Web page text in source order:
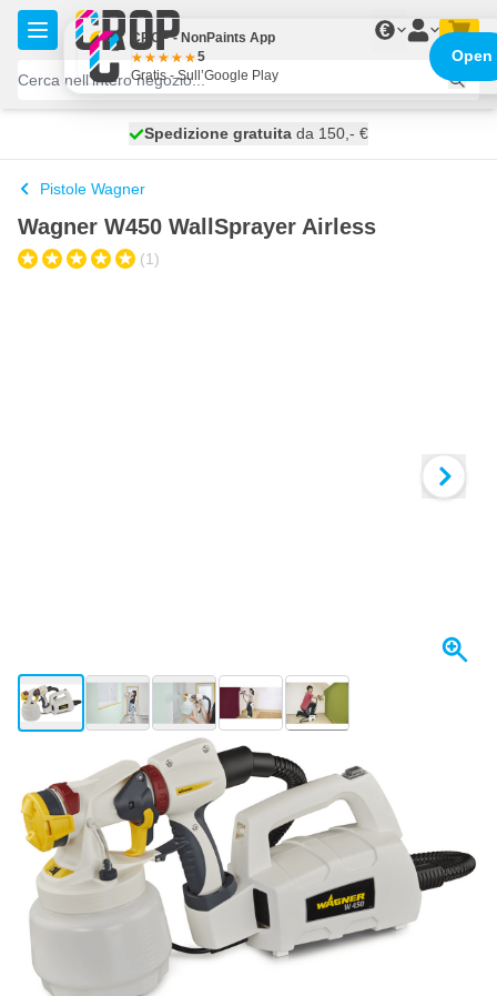
Salta al contenuto
€
spedito oggi
Spedizione gratuita da 150,- €
100 giorni
Pistole Wagner
Wagner W450 WallSprayer Airless
(1)
View larger imageView larger imageView larger imageView larger imageView larger image
Spedito oggi
108, 58€ incl. IVA
Quantità
Aggiungi al Carrello
Ordina entro le 23:59,spedito oggi
Spedizione gratuita
CROP - NonPaints App
5
Gratis - Sull’Google Play
Open